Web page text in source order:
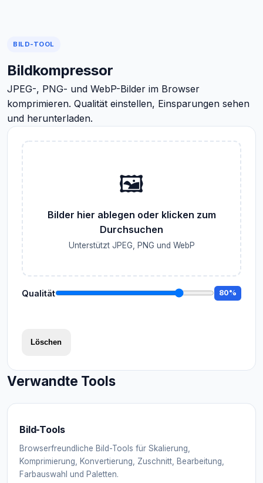
BILD-TOOL
Bildkompressor
JPEG-, PNG- und WebP-Bilder im Browser
komprimieren. Qualität einstellen, Einsparungen sehen
und herunterladen.
🖼️
Bilder hier ablegen oder klicken zum
Durchsuchen
Unterstützt JPEG, PNG und WebP
Qualität 80%
Löschen
Verwandte Tools
Bild-Tools
Browserfreundliche Bild-Tools für Skalierung,
Komprimierung, Konvertierung, Zuschnitt, Bearbeitung,
Farbauswahl und Paletten.